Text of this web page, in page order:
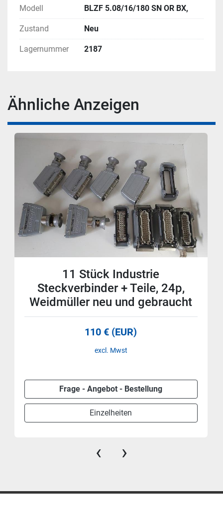
Modell BLZF 5.08/16/180 SN OR BX,
Zustand Neu
Lagernummer 2187
Ähnliche Anzeigen
11 Stück Industrie
Steckverbinder + Teile, 24p,
Weidmüller neu und gebraucht
110 € (EUR)
excl. Mwst
Frage - Angebot - Bestellung
Einzelheiten
‹ ›